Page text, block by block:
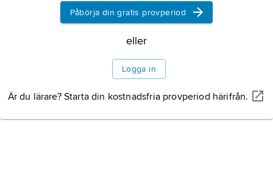
Påbörja din gratis provperiod
eller
Logga in
Är du lärare? Starta din kostnadsfria provperiod härifrån.